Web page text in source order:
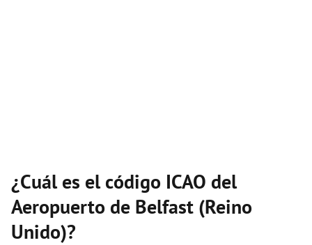
¿Cuál es el código ICAO del
Aeropuerto de Belfast (Reino
Unido)?